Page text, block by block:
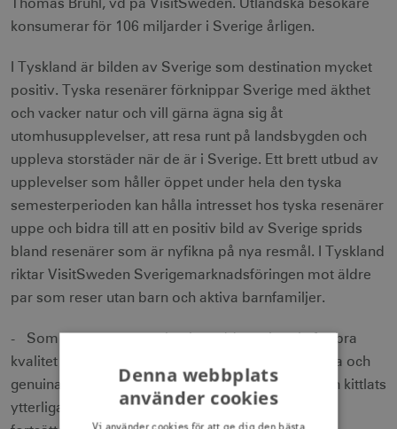
Thomas Brühl, vd på VisitSweden. Utländska besökare
konsumerar för 106 miljarder i Sverige årligen.
I Tyskland är bilden av Sverige som destination mycket
positiv. Tyska resenärer förknippar Sverige med äkthet
och vacker natur och vill gärna ägna sig åt
utomhusupplevelser, att resa runt på landsbygden och
uppleva storstäder när de är i Sverige. Ett brett utbud av
upplevelser som håller öppet under hela den tyska
semesterperioden kan hålla intresset hos tyska resenärer
uppe och bidra till att en positiv bild av Sverige sprids
bland resenärer som är nyfikna på nya resmål. I Tyskland
riktar VisitSweden Sverigemarknadsföringen mot äldre
par som reser utan barn och aktiva barnfamiljer.
- Som resenärer är tyskar beredda att betala för bra
kvalitet och mycket pålästa. De uppskattar det äkta och
genuina Sverige och på senare år har nyfikenheten kittlats
ytterligare genom den svenska deckarlitteraturen,
Denna webbplats
använder cookies
Vi använder cookies för att ge dig den bästa